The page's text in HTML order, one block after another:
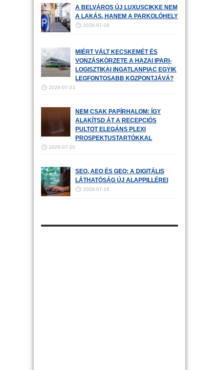
A BELVÁROS ÚJ LUXUSCIKKE NEM
A LAKÁS, HANEM A PARKOLÓHELY
2026-07-29
MIÉRT VÁLT KECSKEMÉT ÉS
VONZÁSKÖRZETE A HAZAI IPARI-
LOGISZTIKAI INGATLANPIAC EGYIK
LEGFONTOSABB KÖZPONTJÁVÁ?
2026-07-21
NEM CSAK PAPÍRHALOM: ÍGY
ALAKÍTSD ÁT A RECEPCIÓS
PULTOT ELEGÁNS PLEXI
PROSPEKTUSTARTÓKKAL
2026-07-20
SEO, AEO ÉS GEO: A DIGITÁLIS
LÁTHATÓSÁG ÚJ ALAPPILLÉREI
2026-07-16